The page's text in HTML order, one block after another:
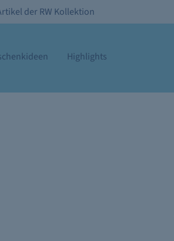
der RW Kollektion
Highlights